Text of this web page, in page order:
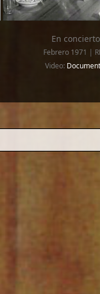
En concierto
Febrero 1971 |
Video: